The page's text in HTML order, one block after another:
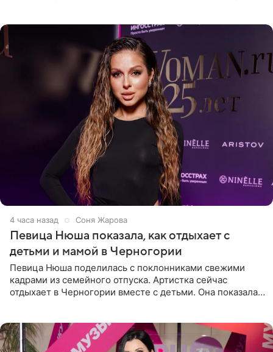
4 часа назад Соня Жарова
Певица Нюша показала, как отдыхает с
детьми и мамой в Черногории
Певица Нюша поделилась с поклонниками свежими
кадрами из семейного отпуска. Артистка сейчас
отдыхает в Черногории вместе с детьми. Она показала,